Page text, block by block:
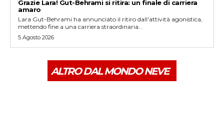
Grazie Lara! Gut-Behrami si ritira: un finale di carriera
amaro
Lara Gut-Behrami ha annunciato il ritiro dall'attività agonistica,
mettendo fine a una carriera straordinaria...
5 Agosto 2026
ALTRO DAL MONDO NEVE